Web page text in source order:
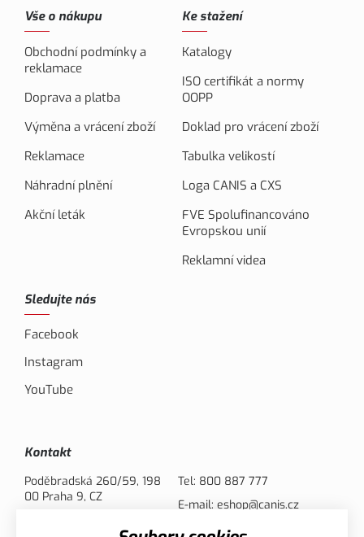
Vše o nákupu
Obchodní podmínky a
reklamace
Doprava a platba
Výměna a vrácení zboží
Reklamace
Náhradní plnění
Akční leták
Ke stažení
Katalogy
ISO certifikát a normy
OOPP
Doklad pro vrácení zboží
Tabulka velikostí
Loga CANIS a CXS
FVE Spolufinancováno
Evropskou unií
Reklamní videa
Sledujte nás
Facebook
Instagram
YouTube
Kontakt
Poděbradská 260/59, 198
00 Praha 9, CZ
Tel: 800 887 777
E-mail: eshop@canis.cz